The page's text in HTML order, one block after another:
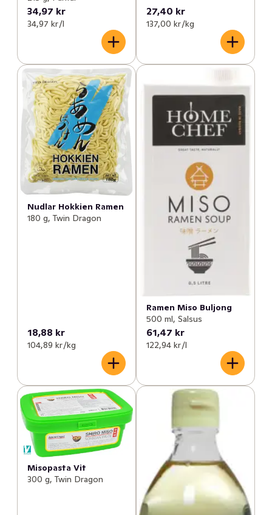
34,97 kr
34,97 kr /l
27,40 kr
137,00 kr /kg
Nudlar Hokkien Ramen
180 g, Twin Dragon
18,88 kr
104,89 kr /kg
Ramen Miso Buljong
500 ml, Salsus
61,47 kr
122,94 kr /l
Misopasta Vit
300 g, Twin Dragon